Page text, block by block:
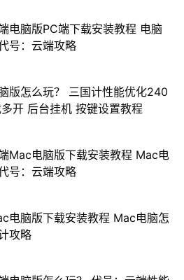
电脑版PC端下载安装教程 电脑
号：云端攻略
版怎么玩？ 三国计性能优化240
开 后台挂机 按键设置教程
Mac电脑版下载安装教程 Mac电
号：云端攻略
电脑版下载安装教程 Mac电脑怎
攻略